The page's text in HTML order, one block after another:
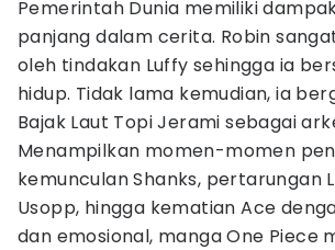
Pemerintah Dunia memiliki
panjang dalam cerita. Robin
oleh tindakan Luffy sehingga ia
hidup. Tidak lama kemudian, ia
Bajak Laut Topi Jerami sebagai
Menampilkan momen-momen
kemunculan Shanks, pertarungan
Usopp, hingga kematian Ace
dan emosional, manga One Piece